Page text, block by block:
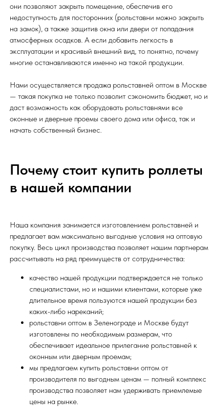
они позволяют закрыть помещение, обеспечив его
недоступность для посторонних (рольставни можно закрыть
на замок), а также защитив окна или двери от попадания
атмосферных осадков. А если добавить легкость в
эксплуатации и красивый внешний вид, то понятно, почему
многие останавливаются именно на такой продукции.
Нами осуществляется продажа рольставней оптом в Москве
— такая покупка не только позволит сэкономить бюджет, но и
даст возможность как оборудовать рольставнями все
оконные и дверные проемы своего дома или офиса, так и
начать собственный бизнес.
Почему стоит купить роллеты
в нашей компании
Наша компания занимается изготовлением рольставней и
предлагает вам максимально выгодные условия на оптовую
покупку. Весь цикл производства позволяет нашим партнерам
рассчитывать на ряд преимуществ от сотрудничества:
качество нашей продукции подтверждается не только
специалистами, но и нашими клиентами, которые уже
длительное время пользуются нашей продукции без
каких-либо нареканий;
рольставни оптом в Зеленограде и Москве будут
изготовлены по необходимым размерам, что
обеспечивает идеальное прилегание рольставней к
оконным или дверным проемам;
мы предлагаем купить рольставни оптом от
производителя по выгодным ценам — полный комплекс
производства позволяет нам удерживать приемлемые
цены на рынке.